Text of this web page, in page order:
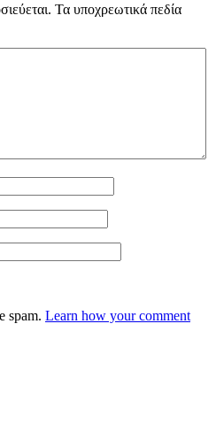
Τα υποχρεωτικά πεδία
spam. Learn how your comment